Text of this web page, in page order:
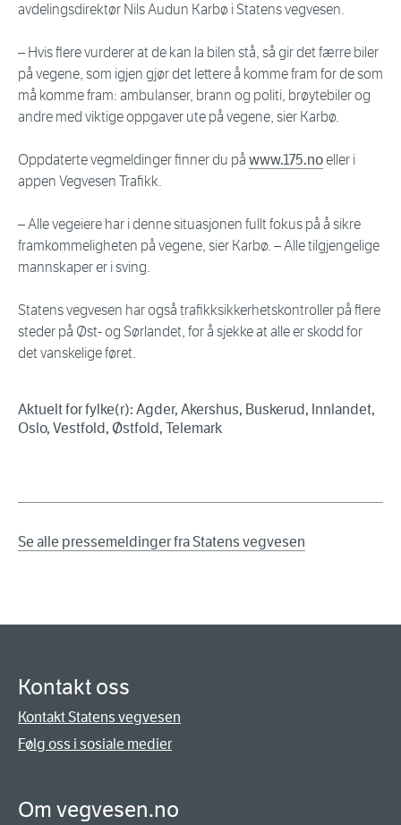
avdelingsdirektør Nils Audun Karbø i Statens vegvesen.
– Hvis flere vurderer at de kan la bilen stå, så gir det færre biler
på vegene, som igjen gjør det lettere å komme fram for de som
må komme fram: ambulanser, brann og politi, brøytebiler og
andre med viktige oppgaver ute på vegene, sier Karbø.
Oppdaterte vegmeldinger finner du på www.175.noeller i
appen Vegvesen Trafikk.
– Alle vegeiere har i denne situasjonen fullt fokus på å sikre
framkommeligheten på vegene, sier Karbø. – Alle tilgjengelige
mannskaper er i sving.
Statens vegvesen har også trafikksikkerhetskontroller på flere
steder på Øst- og Sørlandet, for å sjekke at alle er skodd for
det vanskelige føret.
Aktuelt for fylke(r): Agder, Akershus, Buskerud, Innlandet,
Oslo, Vestfold, Østfold, Telemark
Se alle pressemeldinger fra Statens vegvesen
Kontakt oss
Kontakt Statens vegvesen
Følg oss i sosiale medier
Om vegvesen.no